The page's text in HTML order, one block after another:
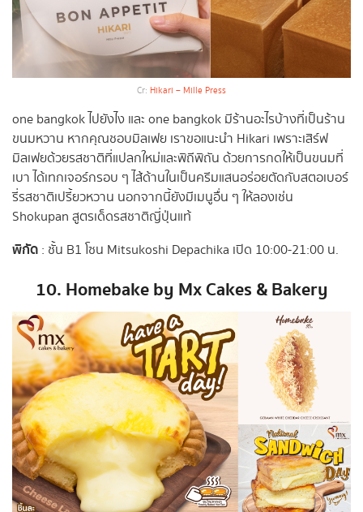
Cr: Hikari – Mille Press
one bangkok ไปยังไง และ one bangkok มีร้านอะไรบ้างที่เป็นร้าน
ขนมหวาน หากคุณชอบมิลเฟย เราขอแนะนำ Hikari เพราะเสิร์ฟ
มิลเฟยด้วยรสชาติที่แปลกใหม่และพิถีพิถัน ด้วยการกดให้เป็นขนมที่
เบา ได้เทกเจอร์กรอบ ๆ ไส้ด้านในเป็นครีมแสนอร่อยตัดกับสตอเบอร์
รี่รสชาติเปรี้ยวหวาน นอกจากนี้ยังมีเมนูอื่น ๆ ให้ลองเช่น
Shokupan สูตรเด็ดรสชาติญี่ปุ่นแท้
พิกัด : ชั้น B1 โซน Mitsukoshi Depachika เปิด 10:00-21:00 น.
10. Homebake by Mx Cakes & Bakery